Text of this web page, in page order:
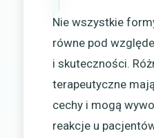
Nie wszystkie
równe pod
i skuteczności.
terapeutyczne
cechy i mogą
reakcje u